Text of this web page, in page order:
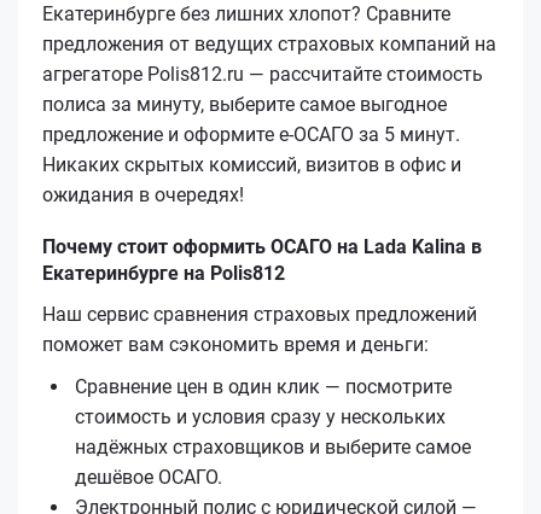
Екатеринбурге без лишних хлопот? Сравните
предложения от ведущих страховых компаний на
агрегаторе Polis812.ru — рассчитайте стоимость
полиса за минуту, выберите самое выгодное
предложение и оформите е‑ОСАГО за 5 минут.
Никаких скрытых комиссий, визитов в офис и
ожидания в очередях!
Почему стоит оформить ОСАГО на Lada Kalina в
Екатеринбурге на Polis812
Наш сервис сравнения страховых предложений
поможет вам сэкономить время и деньги:
Сравнение цен в один клик — посмотрите
стоимость и условия сразу у нескольких
надёжных страховщиков и выберите самое
дешёвое ОСАГО.
Электронный полис с юридической силой —